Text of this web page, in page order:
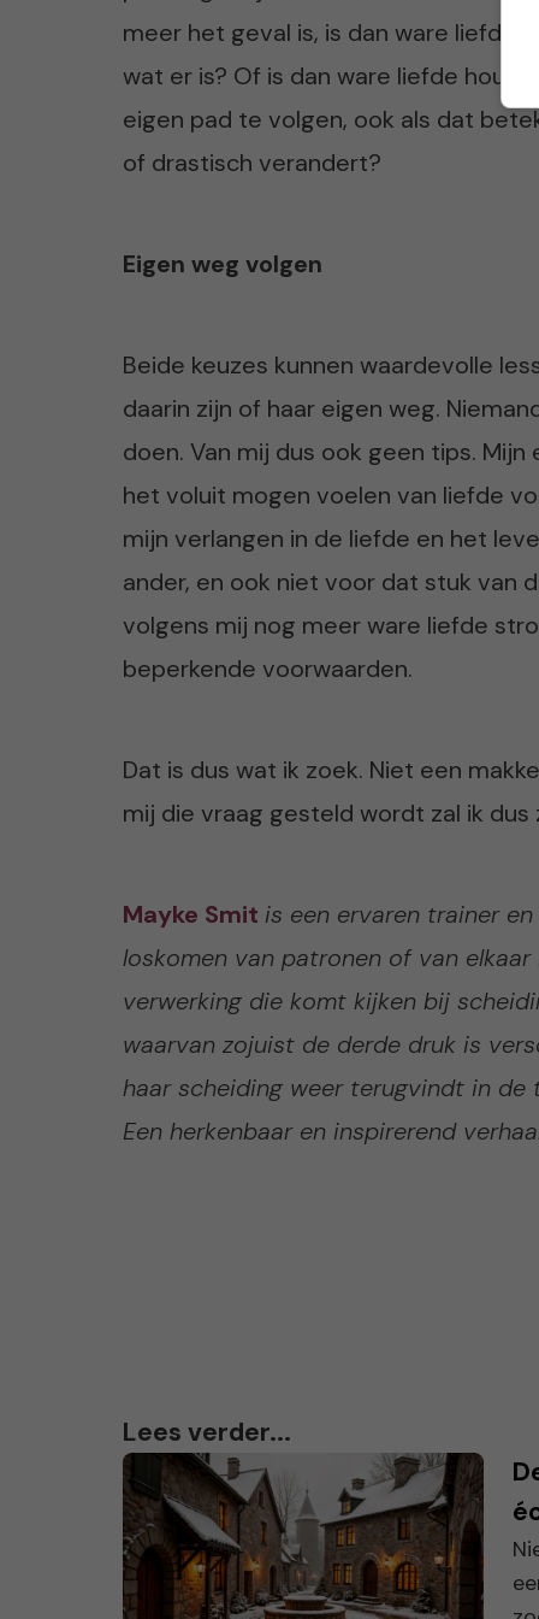
meer het geval is, is dan ware liefde
wat er is? Of is dan ware liefde
eigen pad te volgen, ook als dat
of drastisch verandert?
Eigen weg volgen
Beide keuzes kunnen waardevolle
daarin zijn of haar eigen weg.
doen. Van mij dus ook geen tips.
het voluit mogen voelen van liefde
mijn verlangen in de liefde en het
ander, en ook niet voor dat stuk van
volgens mij nog meer ware liefde
beperkende voorwaarden.
Dat is dus wat ik zoek. Niet een
mij die vraag gesteld wordt zal ik dus
Mayke Smit is een ervaren trainer
loskomen van patronen of van
verwerking die komt kijken bij
waarvan zojuist de derde druk is
haar scheiding weer terugvindt in de
Een herkenbaar en inspirerend
Lees verder...